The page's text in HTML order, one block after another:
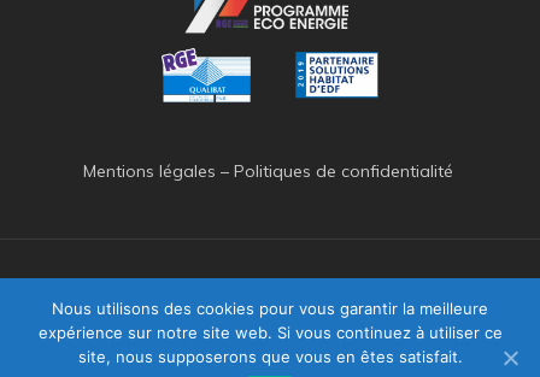
Mentions légales – Politiques de confidentialité
© 2026 Programme Eco Energie.
Nous utilisons des cookies pour vous garantir la meilleure
expérience sur notre site web. Si vous continuez à utiliser ce
site, nous supposerons que vous en êtes satisfait.